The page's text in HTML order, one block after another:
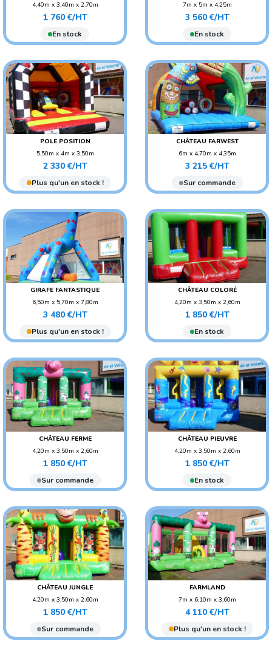
4,40m x 3,40m x 2,70m
POIDS : 120 KG
AGE CONSEILLÉ : ENFANT
Prix
1 760 €/HT
En stock
7m x 5m x 4,25m
POIDS : 170 KG
AGE CONSEILLÉ :
ADO/ADULTE
Prix
3 560 €/HT
En stock
POLE POSITION
5,50m x 4m x 3,50m
POIDS : 130 KG
AGE CONSEILLÉ : ENFANT
Prix
2 330 €/HT
Plus qu'un en stock !
CHÂTEAU FARWEST
6m x 4,70m x 4,35m
POIDS : 180 KG
AGE CONSEILLÉ : ENFANT
Prix
3 215 €/HT
Sur commande
GIRAFE FANTASTIQUE
6,50m x 5,70m x 7,80m
POIDS : 170 KG
AGE CONSEILLÉ : ENFANT
Prix
3 480 €/HT
Plus qu'un en stock !
CHÂTEAU COLORÉ
4,20m x 3,50m x 2,60m
POIDS : 100 KG
AGE CONSEILLÉ : ENFANT
Prix
1 850 €/HT
En stock
CHÂTEAU FERME
4,20m x 3,50m x 2,60m
POIDS : 100 KG
AGE CONSEILLÉ : ENFANT
Prix
1 850 €/HT
Sur commande
CHÂTEAU PIEUVRE
4,20m x 3,50m x 2,60m
POIDS : 100 KG
AGE CONSEILLÉ : ENFANT
Prix
1 850 €/HT
En stock
CHÂTEAU JUNGLE
4,20m x 3,50m x 2,60m
POIDS : 100 KG
AGE CONSEILLÉ : ENFANT
Prix
1 850 €/HT
Sur commande
FARMLAND
7m x 6,10m x 3,60m
POIDS : 270 KG
AGE CONSEILLÉ :
ADO/ADULTE
Prix
4 110 €/HT
Plus qu'un en stock !